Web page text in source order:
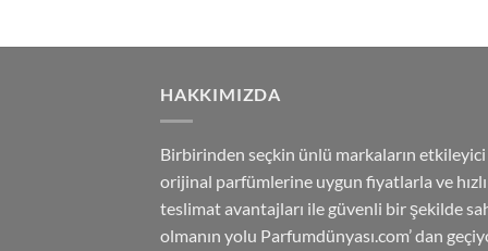
HAKKIMIZDA
Birbirinden seçkin ünlü markaların etkileyici
orijinal parfümlerine uygun fiyatlarla ve hızlı
teslimat avantajları ile güvenli bir şekilde
olmanın yolu Parfumdünyası.com’ dan